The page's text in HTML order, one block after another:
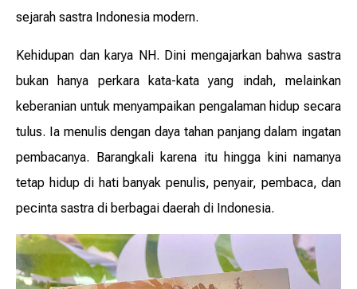
sejarah sastra Indonesia modern.
Kehidupan dan karya NH. Dini mengajarkan bahwa sastra
bukan hanya perkara kata-kata yang indah, melainkan
keberanian untuk menyampaikan pengalaman hidup secara
tulus. Ia menulis dengan daya tahan panjang dalam ingatan
pembacanya. Barangkali karena itu hingga kini namanya
tetap hidup di hati banyak penulis, penyair, pembaca, dan
pecinta sastra di berbagai daerah di Indonesia.